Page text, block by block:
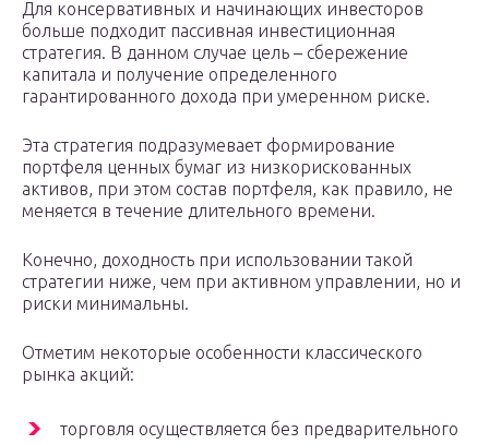
Для консервативных и начинающих инвесторов
больше подходит пассивная инвестиционная
стратегия. В данном случае цель – сбережение
капитала и получение определенного
гарантированного дохода при умеренном риске.
Эта стратегия подразумевает формирование
портфеля ценных бумаг из низкорискованных
активов, при этом состав портфеля, как правило, не
меняется в течение длительного времени.
Конечно, доходность при использовании такой
стратегии ниже, чем при активном управлении, но и
риски минимальны.
Отметим некоторые особенности классического
рынка акций:
торговля осуществляется без предварительного